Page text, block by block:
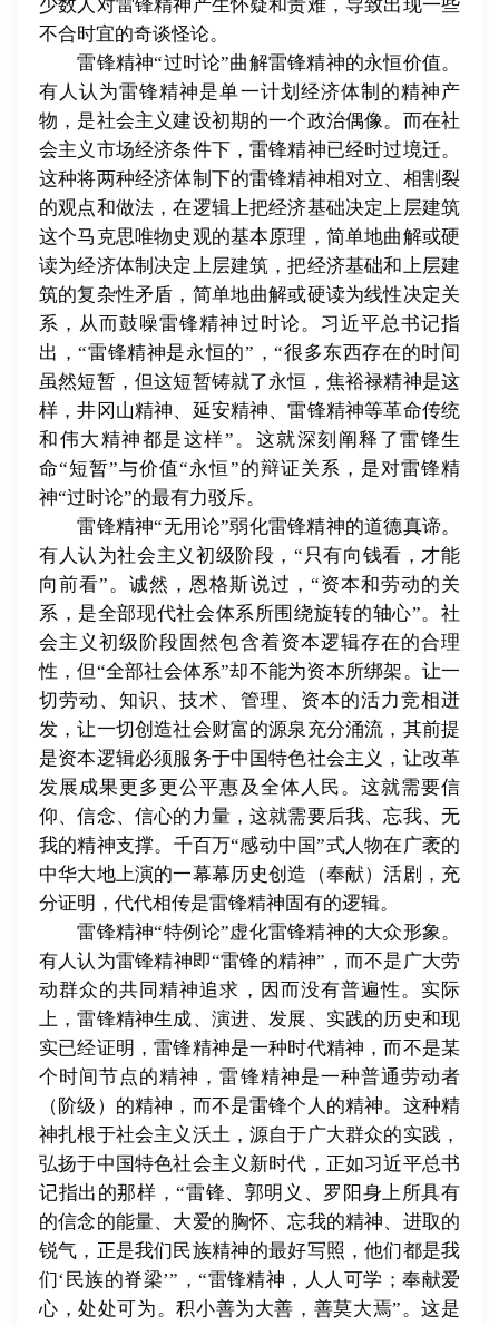
少数人对雷锋精神产生怀疑和责难，导致出现一些
不合时宜的奇谈怪论。
雷锋精神“过时论”曲解雷锋精神的永恒价值。
有人认为雷锋精神是单一计划经济体制的精神产
物，是社会主义建设初期的一个政治偶像。而在社
会主义市场经济条件下，雷锋精神已经时过境迁。
这种将两种经济体制下的雷锋精神相对立、相割裂
的观点和做法，在逻辑上把经济基础决定上层建筑
这个马克思唯物史观的基本原理，简单地曲解或硬
读为经济体制决定上层建筑，把经济基础和上层建
筑的复杂性矛盾，简单地曲解或硬读为线性决定关
系，从而鼓噪雷锋精神过时论。习近平总书记指
出，“雷锋精神是永恒的”，“很多东西存在的时间
虽然短暂，但这短暂铸就了永恒，焦裕禄精神是这
样，井冈山精神、延安精神、雷锋精神等革命传统
和伟大精神都是这样”。这就深刻阐释了雷锋生
命“短暂”与价值“永恒”的辩证关系，是对雷锋精
神“过时论”的最有力驳斥。
雷锋精神“无用论”弱化雷锋精神的道德真谛。
有人认为社会主义初级阶段，“只有向钱看，才能
向前看”。诚然，恩格斯说过，“资本和劳动的关
系，是全部现代社会体系所围绕旋转的轴心”。社
会主义初级阶段固然包含着资本逻辑存在的合理
性，但“全部社会体系”却不能为资本所绑架。让一
切劳动、知识、技术、管理、资本的活力竞相迸
发，让一切创造社会财富的源泉充分涌流，其前提
是资本逻辑必须服务于中国特色社会主义，让改革
发展成果更多更公平惠及全体人民。这就需要信
仰、信念、信心的力量，这就需要后我、忘我、无
我的精神支撑。千百万“感动中国”式人物在广袤的
中华大地上演的一幕幕历史创造（奉献）活剧，充
分证明，代代相传是雷锋精神固有的逻辑。
雷锋精神“特例论”虚化雷锋精神的大众形象。
有人认为雷锋精神即“雷锋的精神”，而不是广大劳
动群众的共同精神追求，因而没有普遍性。实际
上，雷锋精神生成、演进、发展、实践的历史和现
实已经证明，雷锋精神是一种时代精神，而不是某
个时间节点的精神，雷锋精神是一种普通劳动者
（阶级）的精神，而不是雷锋个人的精神。这种精
神扎根于社会主义沃土，源自于广大群众的实践，
弘扬于中国特色社会主义新时代，正如习近平总书
记指出的那样，“雷锋、郭明义、罗阳身上所具有
的信念的能量、大爱的胸怀、忘我的精神、进取的
锐气，正是我们民族精神的最好写照，他们都是我
们‘民族的脊梁’”，“雷锋精神，人人可学；奉献爱
心，处处可为。积小善为大善，善莫大焉”。这是